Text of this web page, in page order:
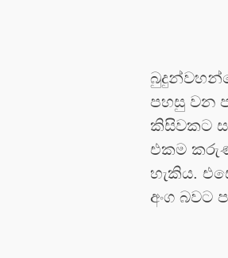
පහසු වන
කිසිවකට
එකම
හැකිය.
අංග බවට